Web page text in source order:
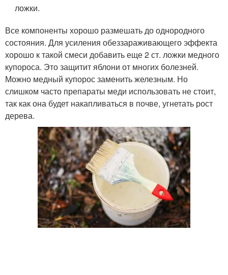
ложки.
Все компоненты хорошо размешать до однородного
состояния. Для усиления обеззараживающего эффекта
хорошо к такой смеси добавить еще 2 ст. ложки медного
купороса. Это защитит яблони от многих болезней.
Можно медный купорос заменить железным. Но
слишком часто препараты меди использовать не стоит,
так как она будет накапливаться в почве, угнетать рост
дерева.